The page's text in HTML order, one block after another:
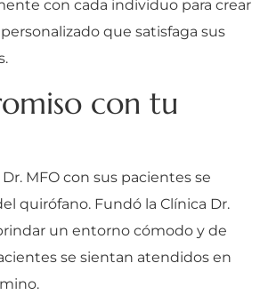
con cada individuo para crear
que satisfaga sus
con tu
MFO con sus pacientes se
quirófano. Fundó la Clínica Dr.
un entorno cómodo y de
se sientan atendidos en